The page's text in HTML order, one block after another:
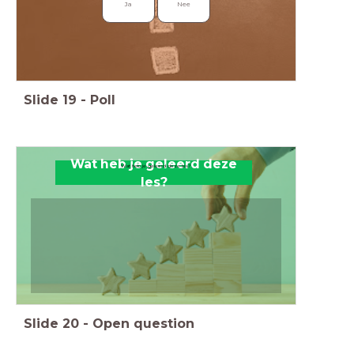
Ja Nee
Slide 19 - Poll
Wat heb je geleerd deze les?
Wat heb je geleerd deze
les?
Slide 20 - Open question